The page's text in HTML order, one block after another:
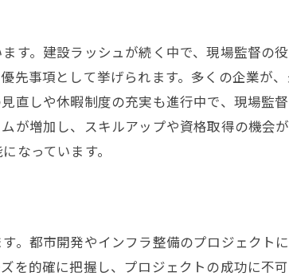
の現場監督のキャリア形成法
ントを活用した現場監督の成長
業界団体が提供するサポート
に役立つ地元の交流会情報
ジェクトにおける現場監督のリーダーシップ
が地域社会に与える影響
す。建設ラッシュが続く中で、現場監督の
先事項として挙げられます。多くの企業が
直しや休暇制度の充実も進行中で、現場監
が増加し、スキルアップや資格取得の機会
なっています。
。都市開発やインフラ整備のプロジェクト
を的確に把握し、プロジェクトの成功に不